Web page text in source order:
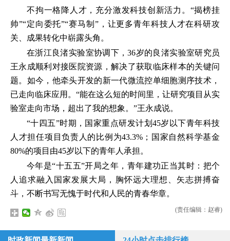
不拘一格降人才，充分激发科技创新活力。“揭榜挂
帅”“定向委托”“赛马制”，让更多青年科技人才在科研攻
关、成果转化中崭露头角。
在浙江良渚实验室协调下，36岁的良渚实验室研究员
王永成顺利对接医院资源，解决了获取临床样本的关键问
题。如今，他牵头开发的新一代微流控单细胞测序技术，
已走向临床应用。“能在这么短的时间里，让研究项目从实
验室走向市场，超出了我的想象。”王永成说。
“十四五”时期，国家重点研发计划45岁以下青年科技
人才担任项目负责人的比例为43.3%；国家自然科学基金
80%的项目由45岁以下的青年人承担。
今年是“十五五”开局之年，青年建功正当其时：把个
人追求融入国家发展大局，胸怀远大理想、矢志拼搏奋
斗，不断书写无愧于时代和人民的青春华章。
(责任编辑：赵睿)